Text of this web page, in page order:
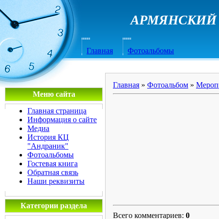
АРМЯНСКИЙ
Главная Фотоальбомы
Меню сайта
Главная страница
Информация о сайте
Медиа
История КЦ
"Андраник"
Фотоальбомы
Гостевая книга
Обратная связь
Наши реквизиты
Категории раздела
Главная » Фотоальбом »
Всего комментариев: 0